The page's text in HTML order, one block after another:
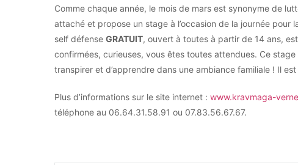
Comme chaque année, le mois de mars est synonyme de
attaché et propose un stage à l’occasion de la journée
self défense GRATUIT, ouvert à toutes à partir de 14 ans,
confirmées, curieuses, vous êtes toutes attendues. Ce
transpirer et d’apprendre dans une ambiance familiale ! Il
Plus d’informations sur le site internet : www.kravmaga-
téléphone au 06.64.31.58.91 ou 07.83.56.67.67.